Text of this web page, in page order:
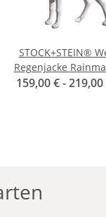
STOCK+STEIN®
Regenjacke
Chocolate
159,00 € -219,00